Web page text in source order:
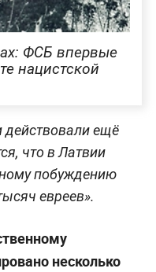
ФСБ впервые
нацистской
действовали ещё
что в Латвии
побуждению
евреев».
несколько